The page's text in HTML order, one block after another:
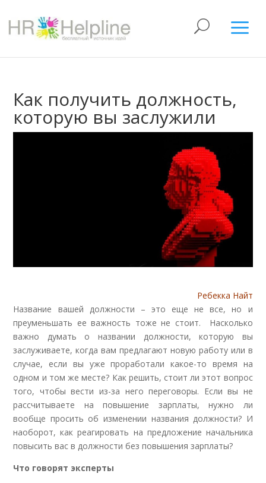
Как получить должность,
которую вы заслужили
Ребекка Найт
Название вашей должности – это еще не все, но и
преуменьшать ее важность тоже не стоит. Насколько
важно думать о названии должности, которую вы
заслуживаете, когда вам предлагают новую работу или в
случае, если вы уже проработали какое-то время на
одном и том же месте? Как решить, стоит ли этот вопрос
того, чтобы вести из-за него переговоры. Если вы не
рассчитываете на повышение зарплаты, нужно ли
вообще просить об изменении названия должности? И
наоборот, как реагировать на предложение начальника
повысить вас в должности без повышения зарплаты?
Что говорят эксперты